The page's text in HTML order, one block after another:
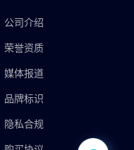
公司介绍
荣誉资质
媒体报道
品牌标识
隐私合规